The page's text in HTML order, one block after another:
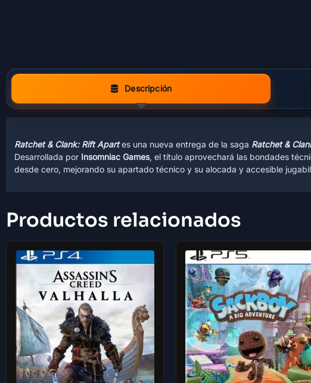
Descripción
Ratchet & Clank: Rift Apartes una nueva entrega de la saga Ratchet &
Desarrollada por Insomniac Games, el título aprovechará las bondades
desde cero, mejorando su apartado técnico y su alocada y accesible
Productos relacionados